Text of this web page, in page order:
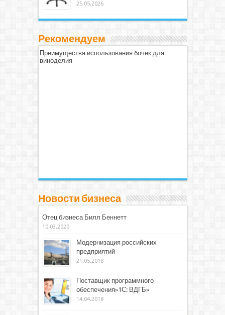
25.05.2026
Рекомендуем
Преимущества использования бочек для
виноделия
Новости бизнеса
Отец бизнеса Билл Беннетт
10.03.2020
Модернизация российских
предприятий
21.05.2018
Поставщик программного
обеспечения»1С: ВДГБ»
14.04.2018